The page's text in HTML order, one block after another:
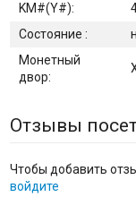
KM#(Y#):
Состояние :
Монетный
двор:
Отзывы
Чтобы добавить
войдите